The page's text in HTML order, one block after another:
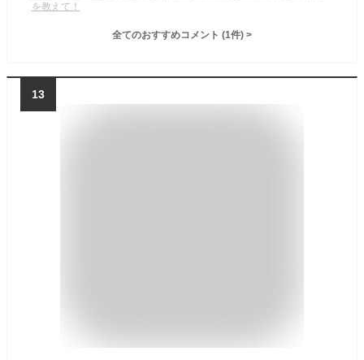
を教えて！
全てのおすすめコメント (1件) >
13